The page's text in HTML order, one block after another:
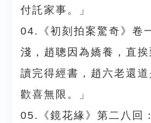
付託家事。」
04.《初刻拍案驚奇》卷
淺，趙聰因為嬌養，直
讀完得經書，趙六老還道
歡喜無限。」
05.《鏡花緣》第二八回